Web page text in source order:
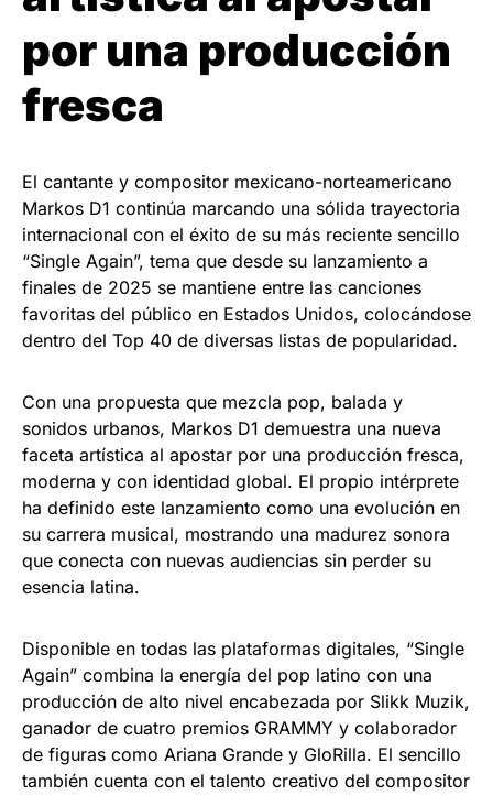
por una producción
fresca
El cantante y compositor mexicano-norteamericano
Markos D1 continúa marcando una sólida trayectoria
internacional con el éxito de su más reciente sencillo
“Single Again”, tema que desde su lanzamiento a
finales de 2025 se mantiene entre las canciones
favoritas del público en Estados Unidos, colocándose
dentro del Top 40 de diversas listas de popularidad.
Con una propuesta que mezcla pop, balada y
sonidos urbanos, Markos D1 demuestra una nueva
faceta artística al apostar por una producción fresca,
moderna y con identidad global. El propio intérprete
ha definido este lanzamiento como una evolución en
su carrera musical, mostrando una madurez sonora
que conecta con nuevas audiencias sin perder su
esencia latina.
Disponible en todas las plataformas digitales, “Single
Again” combina la energía del pop latino con una
producción de alto nivel encabezada por Slikk Muzik,
ganador de cuatro premios GRAMMY y colaborador
de figuras como Ariana Grande y GloRilla. El sencillo
también cuenta con el talento creativo del compositor